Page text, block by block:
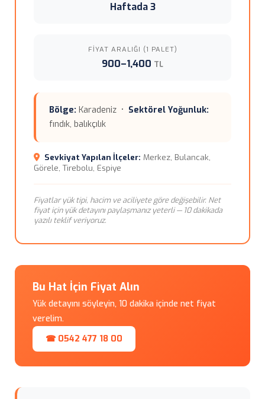
Haftada 3
FIYAT ARALIĞI (1 PALET)
900–1,400 TL
Bölge: Karadeniz • Sektörel Yoğunluk:
fındık, balıkçılık
Sevkiyat Yapılan İlçeler: Merkez, Bulancak,
Görele, Tirebolu, Espiye
Fiyatlar yük tipi, hacim ve aciliyete göre değişebilir. Net
fiyat için yük detayını paylaşmanız yeterli — 10 dakikada
yazılı teklif veriyoruz.
Bu Hat İçin Fiyat Alın
Yük detayını söyleyin, 10 dakika içinde net fiyat
verelim.
☎ 0542 477 18 00